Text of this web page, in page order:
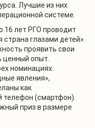
Лучшие из них
системе.
16 лет РГО проводит
глазами детей».
проявить свои
ценный опыт.
номинациях:
явления»,
как
телефон (смартфон).
приз в размере